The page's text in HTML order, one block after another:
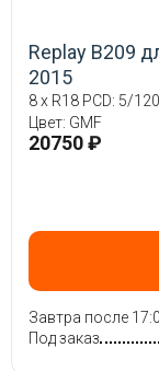
Replay B209
2015
8 x R18 PCD: 5/
Цвет: GMF
20750 ₽
Завтра после
Под заказ